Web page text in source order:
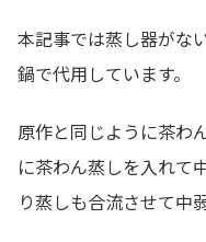
本記事では蒸し器がな
鍋で代用しています。
原作と同じように茶わ
に茶わん蒸しを入れて
り蒸しも合流させて中